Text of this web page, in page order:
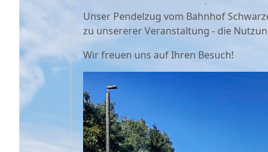
Unser Pendelzug vom Bahnhof
zu unsererer Veranstaltung - die
Wir freuen uns auf Ihren Besuch!